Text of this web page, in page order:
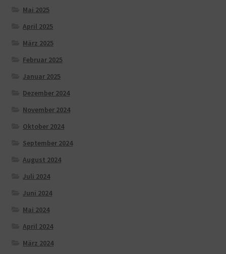
Mai 2025
April 2025
März 2025
Februar 2025
Januar 2025
Dezember 2024
November 2024
Oktober 2024
September 2024
August 2024
Juli 2024
Juni 2024
Mai 2024
April 2024
März 2024